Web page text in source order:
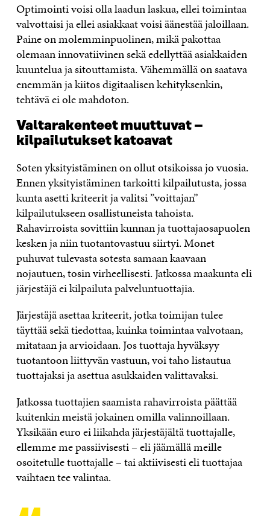
Optimointi voisi olla laadun laskua, ellei toimintaa
valvottaisi ja ellei asiakkaat voisi äänestää jaloillaan.
Paine on molemminpuolinen, mikä pakottaa
olemaan innovatiivinen sekä edellyttää asiakkaiden
kuuntelua ja sitouttamista. Vähemmällä on saatava
enemmän ja kiitos digitaalisen kehityksenkin,
tehtävä ei ole mahdoton.
Valtarakenteet muuttuvat –
kilpailutukset katoavat
Soten yksityistäminen on ollut otsikoissa jo vuosia.
Ennen yksityistäminen tarkoitti kilpailutusta, jossa
kunta asetti kriteerit ja valitsi ”voittajan”
kilpailutukseen osallistuneista tahoista.
Rahavirroista sovittiin kunnan ja tuottajaosapuolen
kesken ja niin tuotantovastuu siirtyi. Monet
puhuvat tulevasta sotesta samaan kaavaan
nojautuen, tosin virheellisesti. Jatkossa maakunta eli
järjestäjä ei kilpailuta palveluntuottajia.
Järjestäjä asettaa kriteerit, jotka toimijan tulee
täyttää sekä tiedottaa, kuinka toimintaa valvotaan,
mitataan ja arvioidaan. Jos tuottaja hyväksyy
tuotantoon liittyvän vastuun, voi taho listautua
tuottajaksi ja asettua asukkaiden valittavaksi.
Jatkossa tuottajien saamista rahavirroista päättää
kuitenkin meistä jokainen omilla valinnoillaan.
Yksikään euro ei liikahda järjestäjältä tuottajalle,
ellemme me passiivisesti – eli jäämällä meille
osoitetulle tuottajalle – tai aktiivisesti eli tuottajaa
vaihtaen tee valintaa.